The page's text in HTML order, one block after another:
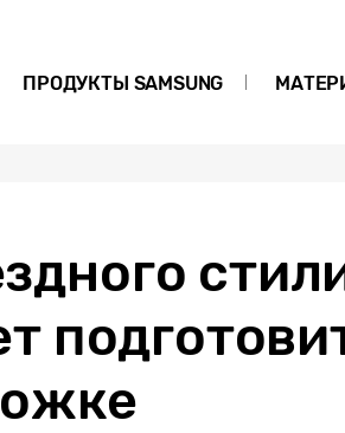
ПРОДУКТЫ SAMSUNG